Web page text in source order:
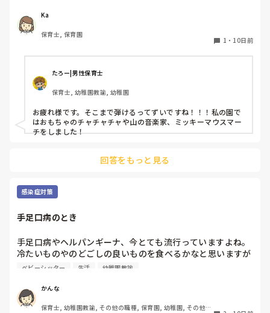
になりました。
発表会でオススメの曲ありますか？？
鍵盤ハーモニカは二重奏にしようか迷っています！
Ka
保育士, 保育園
1 ・ 10日前
たろー|男性保育士
保育士, 幼稚園教諭, 幼稚園
お疲れ様です。そこまで弾けるってずいですね！！！私の園で
はおもちゃのチャチャチャや山の音楽家、ミッキーマウスマー
チをしました！
回答をもっと見る
感染症対策
手足口病のとき
手足口病やヘルパンギーナ、今とても流行っていますよね。
冷たいものやのどごしの良いものを食べるかなと思いますが
口内が痛くて食べられない子に、この商品が食べやすかっ
何かありましたら教えてください！
ベビーシッター 生活 幼稚園教諭
かんな
保育士, 幼稚園教諭, その他の職種, 保育園, 幼稚園, その他の